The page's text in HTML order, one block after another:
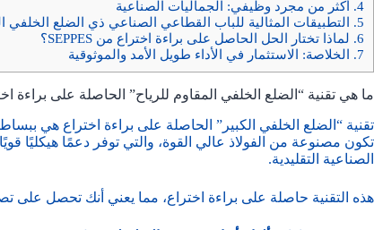
4. أكثر من مجرد وظيفي: الجماليات الصناعية
5. التطبيقات المثالية للباب القطاعي الصناعي ذي الضلع الخلفي
6. لماذا تختار الحل الحاصل على براءة اختراع من SEPPES؟
7. الخلاصة: الاستثمار في الأداء طويل الأمد والموثوقية
ما هي تقنية “الضلع الخلفي المقاوم للرياح” الحاصلة على براءة
تقنية “الضلع الخلفي الكبير” الحاصلة على براءة اختراع هي
تكون مصنوعة من الفولاذ عالي القوة، والتي توفر دعمًا هيكليًا
الصناعية التقليدية.
هذه التقنية حاصلة على براءة اختراع، مما يعني أنك تحصل على